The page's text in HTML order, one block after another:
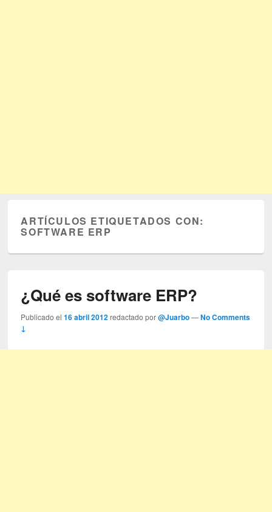
ARTÍCULOS ETIQUETADOS CON:
SOFTWARE ERP
¿Qué es software ERP?
Publicado el16 abril 2012 redactado por@Juarbo —No Comments
↓